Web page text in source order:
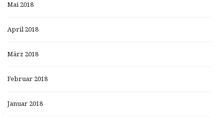
Mai 2018
April 2018
März 2018
Februar 2018
Januar 2018